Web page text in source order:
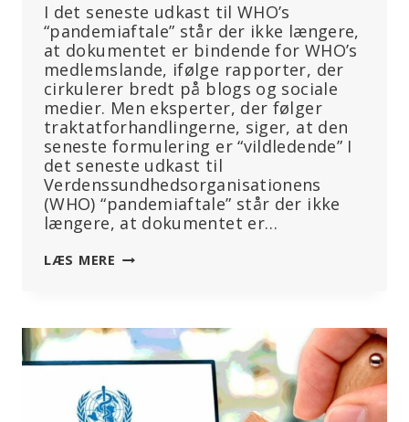
I det seneste udkast til WHO’s
“pandemiaftale” står der ikke længere,
at dokumentet er bindende for WHO’s
medlemslande, ifølge rapporter, der
cirkulerer bredt på blogs og sociale
medier. Men eksperter, der følger
traktatforhandlingerne, siger, at den
seneste formulering er “vildledende” I
det seneste udkast til
Verdenssundhedsorganisationens
(WHO) “pandemiaftale” står der ikke
længere, at dokumentet er…
LÆS MERE HAR
‘PANDEMITRAKTAT’?
PASSER
SIGER
EKSPERTER